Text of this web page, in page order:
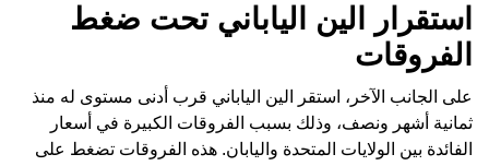
استقرار الين الياباني تحت ضغط
الفروقات
على الجانب الآخر، استقر الين الياباني قرب أدنى مستوى له منذ
ثمانية أشهر ونصف، وذلك بسبب الفروقات الكبيرة في أسعار
الفائدة بين الولايات المتحدة واليابان. هذه الفروقات تضغط على